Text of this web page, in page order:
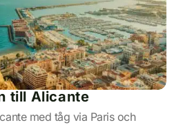
till Alicante
med tåg via Paris och